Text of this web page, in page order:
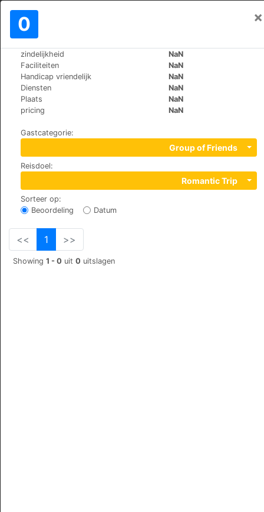
0 ×
zindelijkheid
NaN
Faciliteiten
NaN
Handicap vriendelijk
NaN
Diensten
NaN
Plaats
NaN
pricing
NaN
Gastcategorie:
Group of Friends
Reisdoel:
Romantic Trip
Sorteer op:
Beoordeling
Datum
<< 1 >>
Showing 1 - 0 uit 0 uitslagen
Wereld>Saudi-Arabia
Swiss Blue
+966 (0)541384986
3971 Abdullah Kadhim, Al-Zahra'a,Zahra district,